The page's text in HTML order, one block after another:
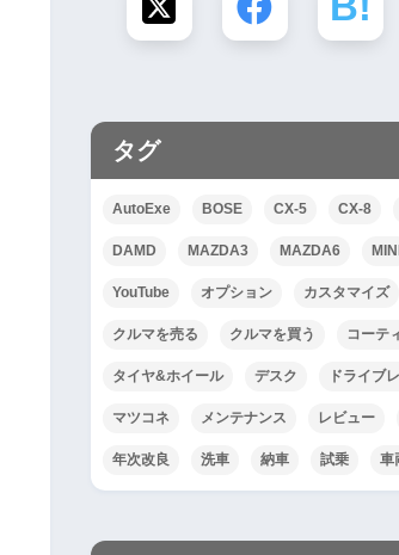
タグ
AutoExe BOSE CX-5 CX-8
DAMD MAZDA3 MAZDA6 MINI
YouTube オプション カスタマイズ
クルマを売る クルマを買う コーテ
タイヤ&ホイール デスク ドライブ
マツコネ メンテナンス レビュー
年次改良 洗車 納車 試乗 車